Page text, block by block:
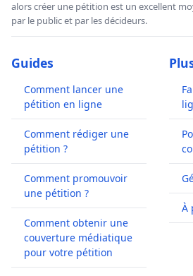
alors créer une pétition est un excellent
par le public et par les décideurs.
Guides
Comment lancer une
pétition en ligne
Comment rédiger une
pétition ?
Comment promouvoir
une pétition ?
Comment obtenir une
couverture médiatique
pour votre pétition
À